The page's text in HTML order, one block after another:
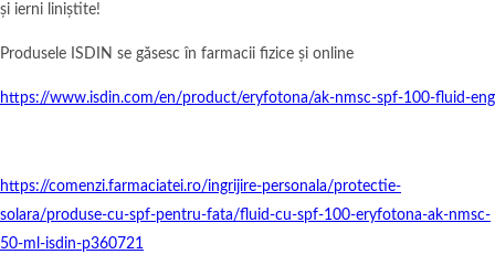
și ierni liniștite!
Produsele ISDIN se găsesc în farmacii fizice și online
https://www.isdin.com/en/product/eryfotona/ak-nmsc-spf-100-fluid-eng
https://comenzi.farmaciatei.ro/ingrijire-personala/protectie-
solara/produse-cu-spf-pentru-fata/fluid-cu-spf-100-eryfotona-ak-nmsc-
50-ml-isdin-p360721